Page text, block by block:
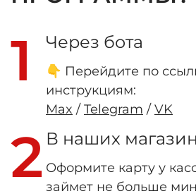
1 Через бота
👇 Перейдите по
инструкциям:
Max / Telegram / VK
2 В наших
Оформите карту у
займет не больше